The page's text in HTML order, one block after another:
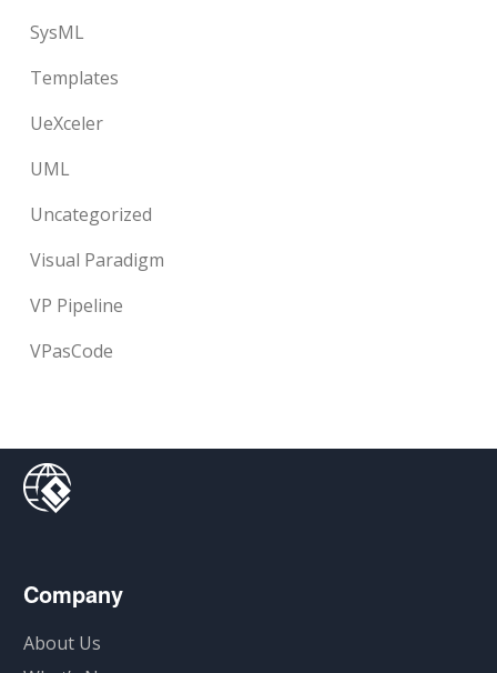
SysML
Templates
UeXceler
UML
Uncategorized
Visual Paradigm
VP Pipeline
VPasCode
Company
About Us